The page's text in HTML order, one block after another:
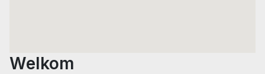
Welkom